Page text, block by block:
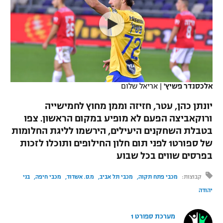
VOD
רץ ברשת
תוצאות
לוח שידורים
נבחרת ישראל
מכבי חיפה
בית"ר ירושלים
מכבי תל אביב
הפועל תל אביב
הפועל חיפה
הפועל באר שבע
מכבי נתניה
ליגה ספרדית
ליגה איטלקית
ליגה צרפתית
ליגה טורקית
ליגה סינית
ליגות נוספות
כדורסל נשים
מכבי תל אביב
הפועל חולון
הפועל ירושלים
דני אבדיה
יורוליג
יורוקאפ
טניס
כדוריד
כדורעף
ג'ודו
אגרוף
ספורט אולימפי
היאבקות WWE
אלכסנדר פשיץ' | אריאל שלום
יונתן כהן, עטר, חזיזה וממן מחוץ לחמישייה
ורוקאביצה הפעם לא מופיע במקום הראשון. צפו
בטבלת השחקנים היעילים, הירשמו לליגת החלומות
של ספורט1 לפני תום חלון החילופים ותוכלו לזכות
בפרסים שווים בכל שבוע
קבוצות: מכבי פתח תקוה מכבי תל אביב מ.ס. אשדוד מכבי חיפה בני
יהודה
מערכת ספורט 1